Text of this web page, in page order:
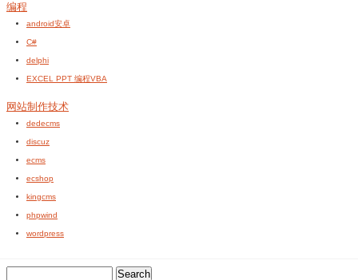
编程
android安卓
C#
delphi
EXCEL PPT 编程VBA
网站制作技术
dedecms
discuz
ecms
ecshop
kingcms
phpwind
wordpress